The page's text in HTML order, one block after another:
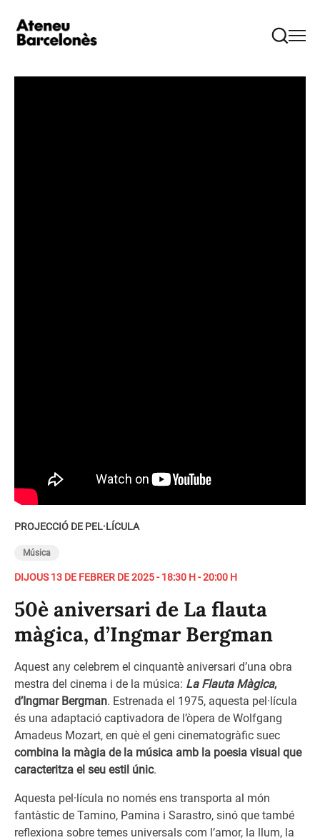
PROJECCIÓ DE PEL·LÍCULA
Música
DIJOUS 13 DE FEBRER DE 2025 - 18:30 H - 20:00 H
50è aniversari de La flauta
màgica, d’Ingmar Bergman
Aquest any celebrem el cinquantè aniversari d’una obra
mestra del cinema i de la música: La Flauta Màgica,
d’Ingmar Bergman. Estrenada el 1975, aquesta pel·lícula
és una adaptació captivadora de l’òpera de Wolfgang
Amadeus Mozart, en què el geni cinematogràfic suec
combina la màgia de la música amb la poesia visual que
caracteritza el seu estil únic.
Aquesta pel·lícula no només ens transporta al món
fantàstic de Tamino, Pamina i Sarastro, sinó que també
reflexiona sobre temes universals com l’amor, la llum, la